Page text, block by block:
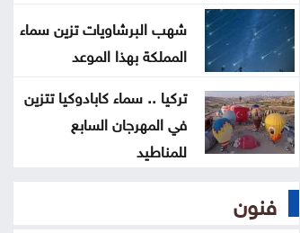
إسطنبول .. ثالث أكبر سفينة رافعات
بالعالم تمر عبر مضيق البوسفور
الأردن يدين التفجير الإرهابي الذي
استهدف حافلة في جرمانا بريف دمشق
تجنب استهداف المدنيين
شهب البرشاويات تزين سماء
المملكة بهذا الموعد
تركيا .. سماء كابادوكيا تتزين
في المهرجان السابع
للمناطيد
فنون